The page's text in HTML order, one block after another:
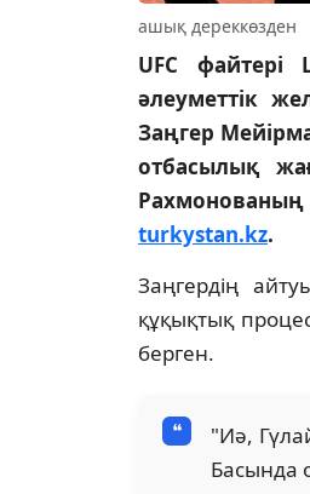
ашық дереккөзден
UFC файтері
әлеуметтік
Заңгер
отбасылық
turkystan.kz.
Заңгердің
құқықтық
берген.
"Иә,
Басында